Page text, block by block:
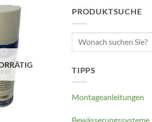
PRODUKTSUCHE
Suchen
TIPPS
Montageanleitungen
Bewässerungssysteme